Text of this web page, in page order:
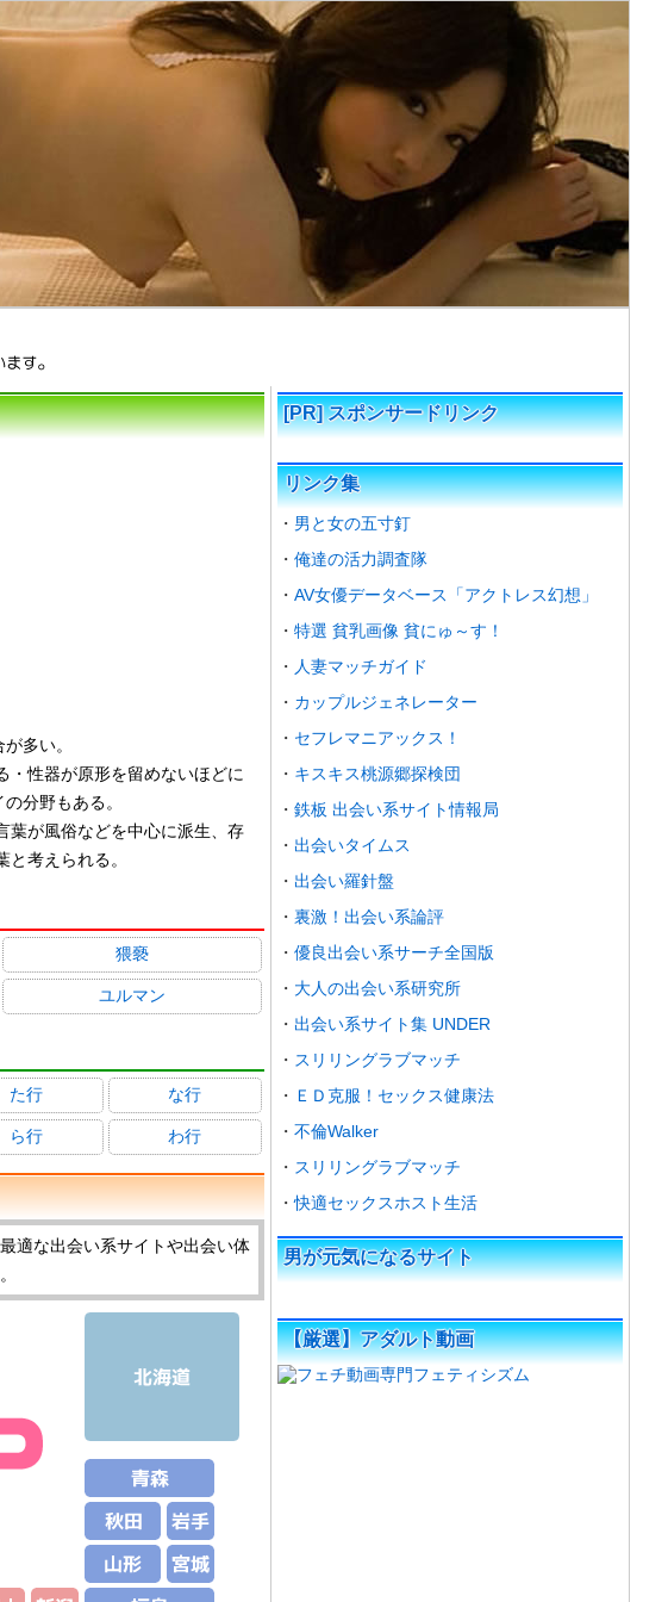
多い。
・性器が原形を留めないほどに
分野もある。
葉が風俗などを中心に派生、存
考えられる。
猥褻
ユルマン
た行 な行
ら行 わ行
適な出会い系サイトや出会い体
[PR] スポンサードリンク
リンク集
男と女の五寸釘
俺達の活力調査隊
AV女優データベース「アクトレス幻想」
特選 貧乳画像 貧にゅ～す！
人妻マッチガイド
カップルジェネレーター
セフレマニアックス！
キスキス桃源郷探検団
鉄板 出会い系サイト情報局
出会いタイムス
出会い羅針盤
裏激！出会い系論評
優良出会い系サーチ全国版
大人の出会い系研究所
出会い系サイト集 UNDER
スリリングラブマッチ
ＥＤ克服！セックス健康法
不倫Walker
スリリングラブマッチ
快適セックスホスト生活
男が元気になるサイト
【厳選】アダルト動画